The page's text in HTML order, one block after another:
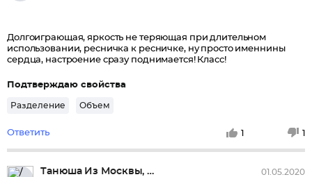
Долгоиграющая, яркость не теряющая при длительном
использовании, ресничка к ресничке, ну просто именнины
сердца, настроение сразу поднимается! Класс!
Подтверждаю свойства
Разделение Объем
Ответить 1 1
Танюша Из Москвы, Москва 01.05.2020